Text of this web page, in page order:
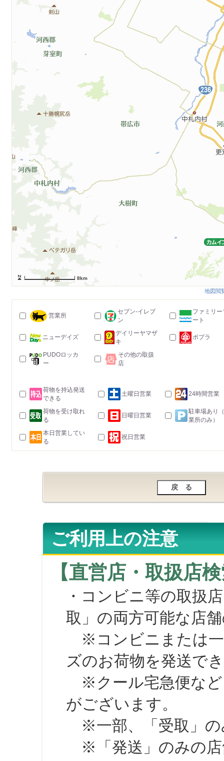
8km
地図閲
営業所
セブン-イレブ
ン
ファミリー
ート
ニューデイズ
デイリーヤマザ
キ
ポプラ
PUDOロッカ
ー
その他の取扱
店
荷物を持込発送
できる
土曜日営業 24時間営業
荷物を受け取れ
る
日曜日営業
駐車場あり
業所のみ）
本日営業してい
る
祝日営業
ご利用上の注意
【直営店・取扱店
・コンビニ等の取扱
取」の両方可能な店
※コンビニまたは一
ズのお荷物を発送で
※クール宅急便など
がございます。
※一部、「受取」の
※「発送」のみの店